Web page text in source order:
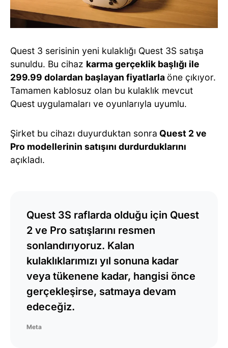
Quest 3 serisinin yeni kulaklığı Quest 3S satışa
sunuldu. Bu cihaz karma gerçeklik başlığı ile
299.99 dolardan başlayan fiyatlarla öne çıkıyor.
Tamamen kablosuz olan bu kulaklık mevcut
Quest uygulamaları ve oyunlarıyla uyumlu.
Şirket bu cihazı duyurduktan sonra Quest 2 ve
Pro modellerinin satışını durdurduklarını
açıkladı.
Quest 3S raflarda olduğu için Quest
2 ve Pro satışlarını resmen
sonlandırıyoruz. Kalan
kulaklıklarımızı yıl sonuna kadar
veya tükenene kadar, hangisi önce
gerçekleşirse, satmaya devam
edeceğiz.
Meta